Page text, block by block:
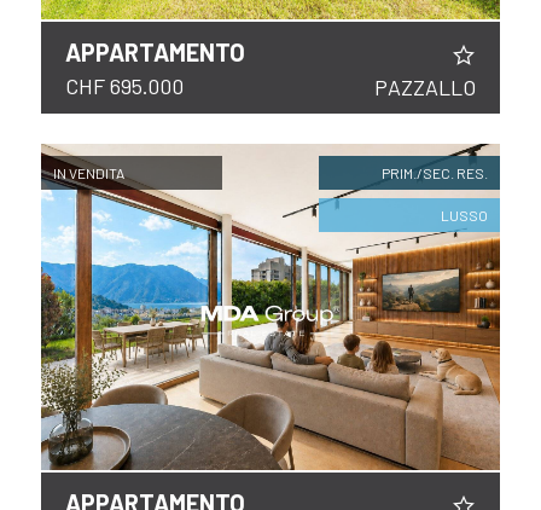
APPARTAMENTO
CHF 695.000 PAZZALLO
IN VENDITA PRIM./SEC. RES.
LUSSO
APPARTAMENTO